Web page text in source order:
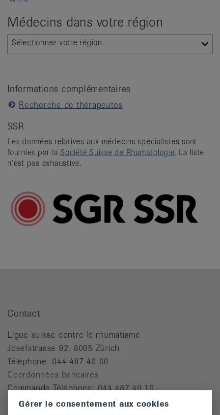
Médecins dans votre région
Sélectionnez votre région.
Informations complémentaires
Recherche de thérapeutes
SSR
Les données relatives aux médecins spécialistes sont
fournies par la Société Suisse de Rhumatologie. La liste
n’est pas exhaustive.
Contact
Ligue suisse contre le rhumatisme
Josefstrasse 92, 8005 Zürich
Téléphone: 044 487 40 00
Coordonnées bancaires
Commande Téléphone: 044 487 40 10
info@rheumaliga.ch
Gérer le consentement aux cookies